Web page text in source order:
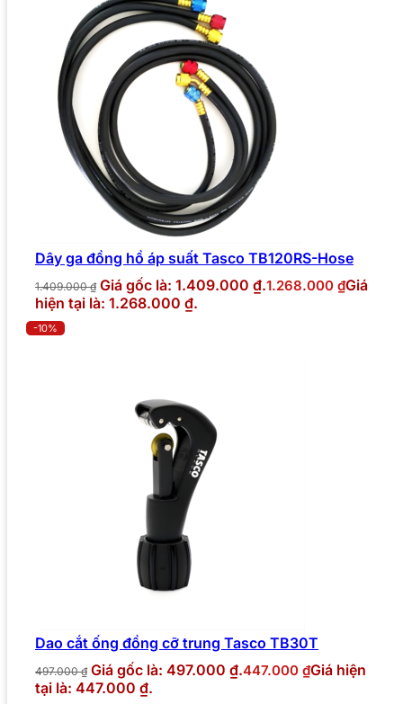
Dây ga đồng hồ áp suất Tasco TB120RS-Hose
1.409.000₫ Giá gốc là: 1.409.000 ₫.1.268.000 ₫Giá
hiện tại là: 1.268.000 ₫.
-10%
Dao cắt ống đồng cỡ trung Tasco TB30T
497.000₫ Giá gốc là: 497.000 ₫.447.000 ₫Giá hiện
tại là: 447.000 ₫.